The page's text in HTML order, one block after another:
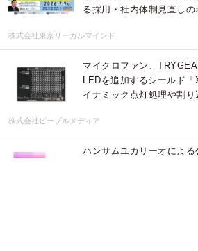
る採用・社内体制見直しの
株式会社東京リーガルマインド
マイクロファン、
LEDを追加するシールド
イナミック点灯処理や割
株式会社ピープルメディア
ハンサムユカリーオによ